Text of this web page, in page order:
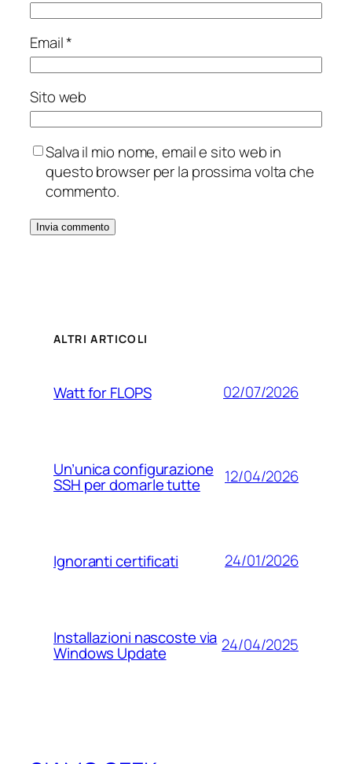
Email*
Sito web
Salva il mio nome, email e sito web in
questo browser per la prossima volta che
commento.
ALTRI ARTICOLI
Watt for FLOPS 02/07/2026
Un’unica configurazione
SSH per domarle tutte 12/04/2026
Ignoranti certificati 24/01/2026
Installazioni nascoste via
Windows Update 24/04/2025